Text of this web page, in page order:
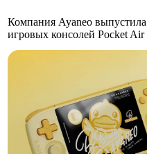
Компания Ayaneo
игровых консолей Pocket